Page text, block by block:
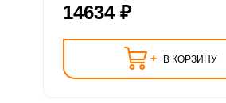
14634 ₽
+ В КОРЗИНУ